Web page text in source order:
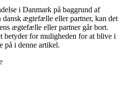
i Danmark på baggrund af
dansk ægtefælle eller partner, kan det
ægtefælle eller partner går bort.
betyder for muligheden for at blive i
på i denne artikel.